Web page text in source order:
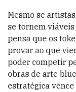
Mesmo se
se tornem
pensa que os
provar ao que
poder competir
obras de arte
estratégica